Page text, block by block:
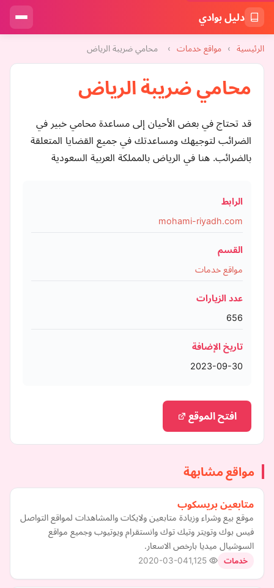
دليل بوادي
الرئيسية › مواقع خدمات › محامي ضريبة الرياض
محامي ضريبة الرياض
قد تحتاج في بعض الأحيان إلى مساعدة محامي خبير في
الضرائب لتوجيهك ومساعدتك في جميع القضايا المتعلقة
بالضرائب. هنا في الرياض بالمملكة العربية السعودية
الرابط
mohami-riyadh.com
القسم
مواقع خدمات
عدد الزيارات
656
تاريخ الإضافة
2023-09-30
افتح الموقع
مواقع مشابهة
متابعين بريسكوب
موقع بيع وشراء وزيادة متابعين ولايكات والمشاهدات لمواقع التواصل
فيس بوك وتويتر وتيك توك وانستقرام ويوتيوب وجميع مواقع
السوشيال ميديا بارخص الاسعار.
خدمات 2020-03-04